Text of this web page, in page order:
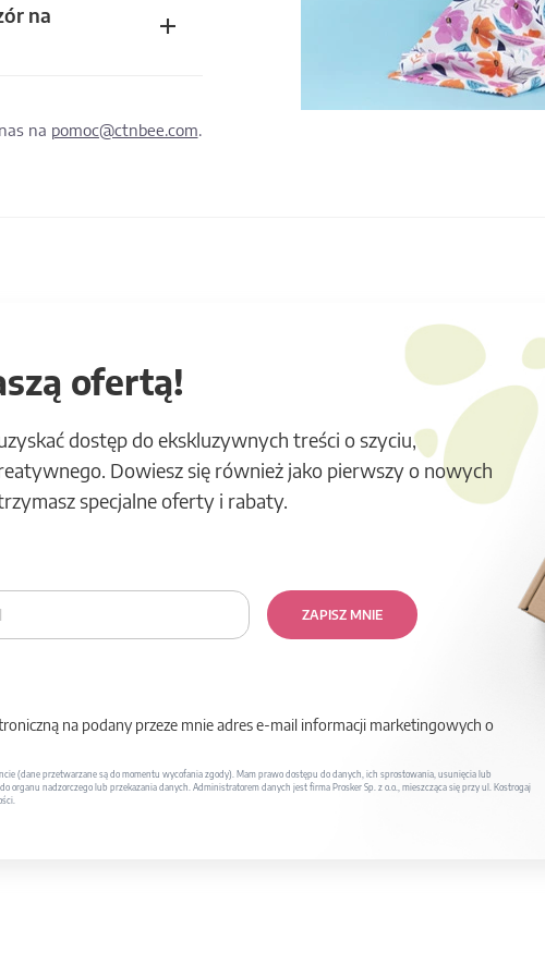
na
na pomoc@ctnbee.com.
ofertą!
dostęp do ekskluzywnych treści o szyciu,
Dowiesz się również jako pierwszy o nowych
specjalne oferty i rabaty.
ZAPISZ MNIE
na podany przeze mnie adres e-mail informacji marketingowych o
(dane przetwarzane są do momentu wycofania zgody). Mam prawo dostępu do danych, ich sprostowania, usunięcia lub
nadzorczego lub przekazania danych. Administratorem danych jest firma Prosker Sp. z o.o., mieszcząca się przy ul. Kostrogaj